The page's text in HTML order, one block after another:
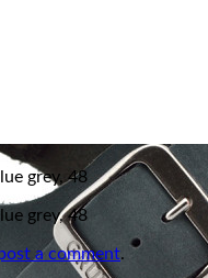
grey, 48
grey, 48
a comment.